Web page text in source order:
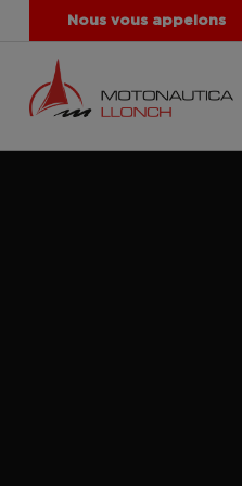
Nous vous appelons